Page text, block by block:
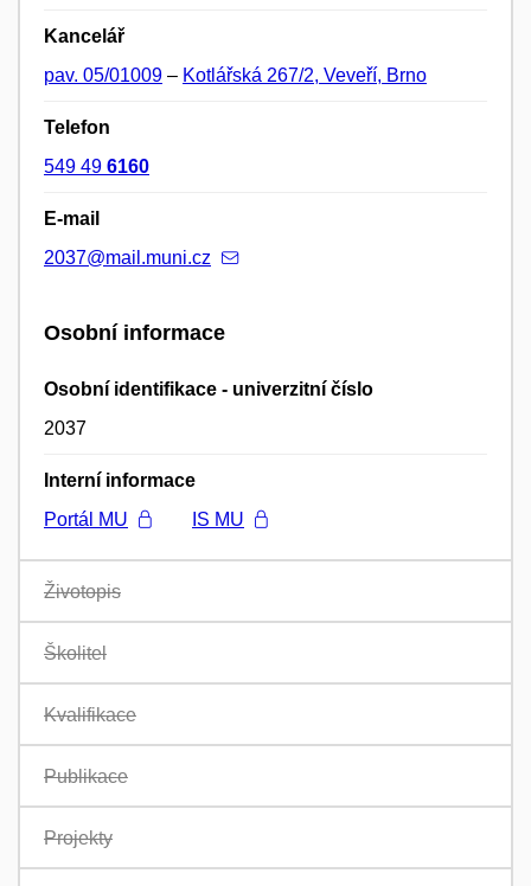
Kancelář
pav. 05/01009 – Kotlářská 267/2, Veveří, Brno
Telefon
549 49 6160
E-mail
2037@mail.muni.cz
Osobní informace
Osobní identifikace - univerzitní číslo
2037
Interní informace
Portál MU
IS MU
Životopis
Školitel
Kvalifikace
Publikace
Projekty